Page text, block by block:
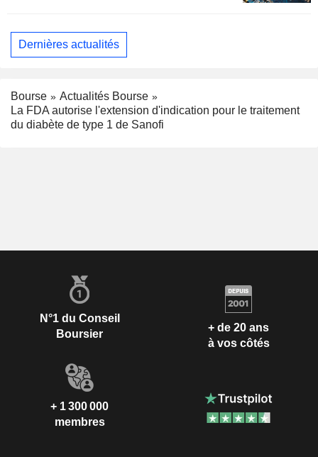
Dernières actualités
Bourse
Actualités Bourse
La FDA autorise l'extension d'indication pour le traitement
du diabète de type 1 de Sanofi
N°1 du Conseil
Boursier
+ de 20 ans
à vos côtés
+ 1 300 000
membres